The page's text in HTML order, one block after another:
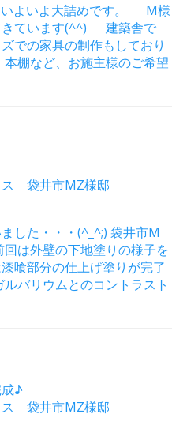
いよいよ大詰めです。 M様
きています(^^) 建築舎で
での家具の制作もしており
棚など、お施主様のご希望
ス 袋井市MZ様邸
した・・・(^_^;) 袋井市M
は外壁の下地塗りの様子を
喰部分の仕上げ塗りが完了
バリウムとのコントラスト
♪
ス 袋井市MZ様邸